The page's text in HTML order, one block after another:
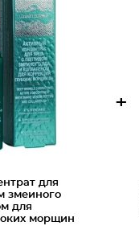
для
змеиного
для
морщин
+